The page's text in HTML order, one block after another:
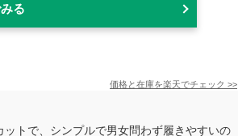
る
価格と在庫を楽天でチェック >>
トで、シンプルで男女問わず履きやすいの